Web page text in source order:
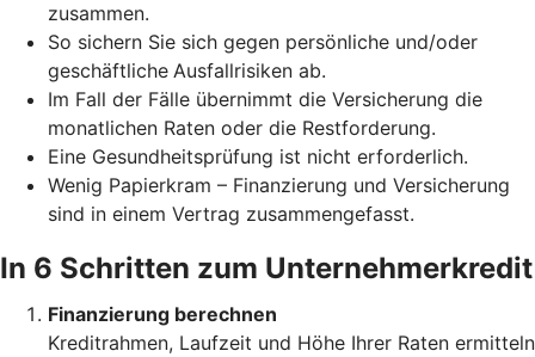
zusammen.
So sichern Sie sich gegen persönliche und/oder
geschäftliche Ausfallrisiken ab.
Im Fall der Fälle übernimmt die Versicherung die
monatlichen Raten oder die Restforderung.
Eine Gesundheitsprüfung ist nicht erforderlich.
Wenig Papierkram – Finanzierung und Versicherung
sind in einem Vertrag zusammengefasst.
In 6 Schritten zum Unternehmerkredit
Finanzierung berechnen
Kreditrahmen, Laufzeit und Höhe Ihrer Raten ermitteln